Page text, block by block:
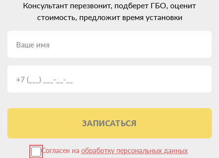
Консультант перезвонит, подберет ГБО, оценит
стоимость, предложит время установки
ЗАПИСАТЬСЯ
Согласен на обработку персональных данных